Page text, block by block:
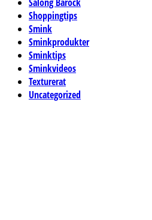
Salong Barock
Shoppingtips
Smink
Sminkprodukter
Sminktips
Sminkvideos
Texturerat
Uncategorized